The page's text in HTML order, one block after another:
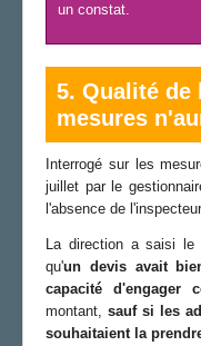
un constat.
5. Qualité
mesures
Interrogé sur les
juillet par le
l'absence de
La direction a saisi
qu'un devis avait
capacité d'engager
montant, sauf si les
souhaitaient la